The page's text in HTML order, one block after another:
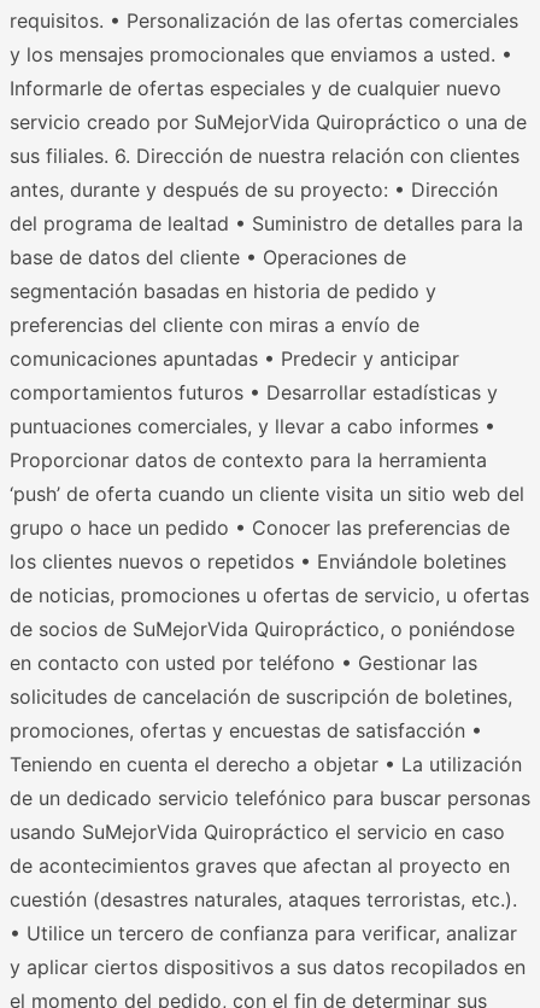
requisitos. • Personalización de las ofertas comerciales
y los mensajes promocionales que enviamos a usted. •
Informarle de ofertas especiales y de cualquier nuevo
servicio creado por SuMejorVida Quiropráctico o una de
sus filiales. 6. Dirección de nuestra relación con clientes
antes, durante y después de su proyecto: • Dirección
del programa de lealtad • Suministro de detalles para la
base de datos del cliente • Operaciones de
segmentación basadas en historia de pedido y
preferencias del cliente con miras a envío de
comunicaciones apuntadas • Predecir y anticipar
comportamientos futuros • Desarrollar estadísticas y
puntuaciones comerciales, y llevar a cabo informes •
Proporcionar datos de contexto para la herramienta
‘push’ de oferta cuando un cliente visita un sitio web del
grupo o hace un pedido • Conocer las preferencias de
los clientes nuevos o repetidos • Enviándole boletines
de noticias, promociones u ofertas de servicio, u ofertas
de socios de SuMejorVida Quiropráctico, o poniéndose
en contacto con usted por teléfono • Gestionar las
solicitudes de cancelación de suscripción de boletines,
promociones, ofertas y encuestas de satisfacción •
Teniendo en cuenta el derecho a objetar • La utilización
de un dedicado servicio telefónico para buscar personas
usando SuMejorVida Quiropráctico el servicio en caso
de acontecimientos graves que afectan al proyecto en
cuestión (desastres naturales, ataques terroristas, etc.).
• Utilice un tercero de confianza para verificar, analizar
y aplicar ciertos dispositivos a sus datos recopilados en
el momento del pedido, con el fin de determinar sus